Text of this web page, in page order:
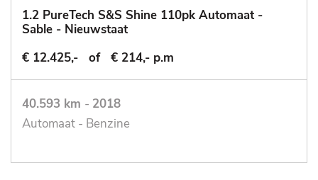
1.2 PureTech S&S Shine 110pk Automaat -
Sable - Nieuwstaat
€ 12.425,-
of € 214,- p.m
40.593 km - 2018
Automaat - Benzine